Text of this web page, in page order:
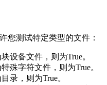
您测试特定类型的文件：
设备文件，则为True。
殊字符文件，则为True。
录，则为True。